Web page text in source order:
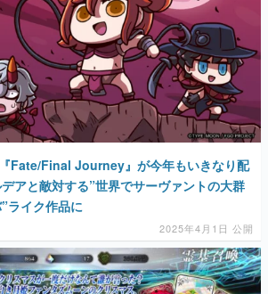
『Fate/Final Journey』が今年もいきなり配
アと敵対する”世界でサーヴァントの大群
ライク作品に
2025年4月1日 公開